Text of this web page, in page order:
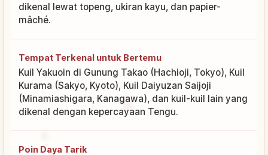
dikenal lewat topeng, ukiran kayu, dan papier-
mâché.
Tempat Terkenal untuk Bertemu
Kuil Yakuoin di Gunung Takao (Hachioji, Tokyo), Kuil
Kurama (Sakyo, Kyoto), Kuil Daiyuzan Saijoji
(Minamiashigara, Kanagawa), dan kuil-kuil lain yang
dikenal dengan kepercayaan Tengu.
Poin Daya Tarik